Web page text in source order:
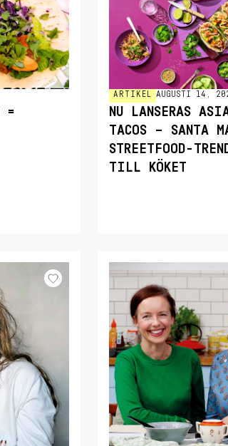
=
ARTIKEL AUGUSTI 14,
NU LANSERAS
TACOS – SANTA
STREETFOOD-
TILL KÖKET